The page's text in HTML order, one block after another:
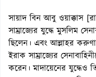
সায়াদ বিন আবু ওয়াক্কাস
সাম্রাজ্যের যুদ্ধে মুসলিম
ছিলেন। এবং আল্লাহর
ইরাক সাম্রাজ্যের
করেন। মাদায়েনের যুদ্ধেও